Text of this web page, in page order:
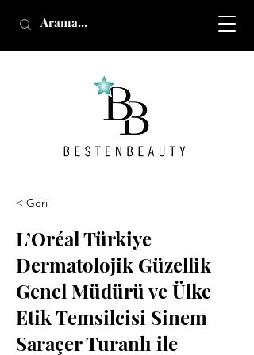
< Geri
L’Oréal Türkiye
Dermatolojik Güzellik
Genel Müdürü ve Ülke
Etik Temsilcisi Sinem
Saraçer Turanlı ile